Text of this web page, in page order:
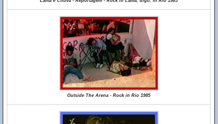
Outside The Arena - Rock in Rio 1985